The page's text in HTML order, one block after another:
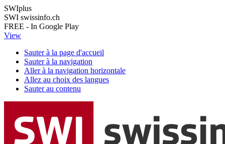
SWIplus
SWI swissinfo.ch
FREE - In Google Play
View
Sauter à la page d'accueil
Sauter à la navigation
Aller à la navigation horizontale
Allez au choix des langues
Sauter au contenu